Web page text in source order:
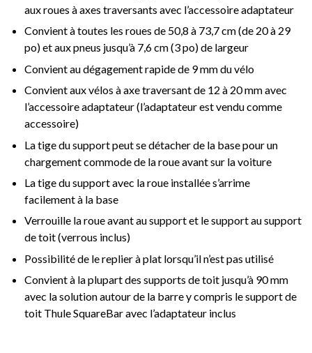
aux roues à axes traversants avec l’accessoire adaptateur
Convient à toutes les roues de 50,8 à 73,7 cm (de 20 à 29
po) et aux pneus jusqu’à 7,6 cm (3 po) de largeur
Convient au dégagement rapide de 9 mm du vélo
Convient aux vélos à axe traversant de 12 à 20 mm avec
l’accessoire adaptateur (l’adaptateur est vendu comme
accessoire)
La tige du support peut se détacher de la base pour un
chargement commode de la roue avant sur la voiture
La tige du support avec la roue installée s’arrime
facilement à la base
Verrouille la roue avant au support et le support au support
de toit (verrous inclus)
Possibilité de le replier à plat lorsqu’il n’est pas utilisé
Convient à la plupart des supports de toit jusqu’à 90 mm
avec la solution autour de la barre y compris le support de
toit Thule SquareBar avec l’adaptateur inclus